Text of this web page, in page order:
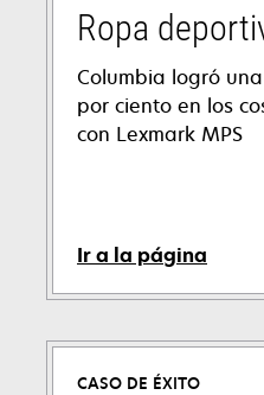
Ropa
Columbia logró
por ciento en los
con Lexmark MPS
Ir a la página
CASO DE ÉXITO